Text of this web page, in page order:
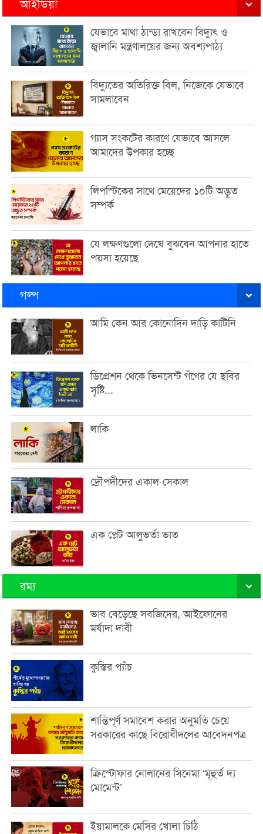
আইডিয়া
যেভাবে মাথা ঠান্ডা রাখবেন বিদ্যুৎ ও
জ্বালানি মন্ত্রণালয়ের জন্য অবশ্যপাঠ্য
বিদ্যুতের অতিরিক্ত বিল, নিজেকে যেভাবে
সামলাবেন
গ্যাস সংকটের কারণে যেভাবে আসলে
আমাদের উপকার হচ্ছে
লিপস্টিকের সাথে মেয়েদের ১০টি অদ্ভুত
সম্পর্ক
যে লক্ষণগুলো দেখে বুঝবেন আপনার হাতে
পয়সা হয়েছে
গল্প
আমি কেন আর কোনোদিন দাড়ি কাটিনি
ডিপ্রেশন থেকে ভিনসেন্ট গঁগের যে ছবির
সৃষ্টি...
লাকি
দ্রৌপদীদের একাল-সেকাল
এক প্লেট আলুভর্তা ভাত
রম্য
ভাব বেড়েছে সবজিদের, আইফোনের
মর্যাদা দাবী
কুস্তির প্যাঁচ
শান্তিপূর্ণ সমাবেশ করার অনুমতি চেয়ে
সরকারের কাছে বিরোধীদলের আবেদনপত্র
ক্রিস্টোফার নোলানের সিনেমা ‘মূহুর্ত দ্য
মোমেন্ট’
ইয়ামালকে মেসির খোলা চিঠি